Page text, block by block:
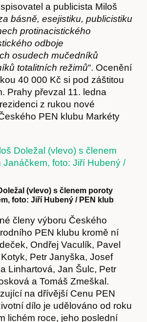
Články
a publicista Miloš
básně, esejistiku, publicistiku
protinacistického
odboje
osudech mučedníků
totalitních režimů“. Ocenění
40 000 Kč si pod záštitou
Prahy převzal 11. ledna
z rukou nové
PEN klubu Markéty
(vlevo) s členem poroty
foto: Jiří Hubený / PEN klub
členy výboru Českého
PEN klubu kromě ní
Ondřej Vaculík, Pavel
Petr Janyška, Josef
Linhartová, Jan Šulc, Petr
a Tomáš Zmeškal.
na dřívější Cenu PEN
dílo je udělováno od roku
lichém roce, jeho poslední